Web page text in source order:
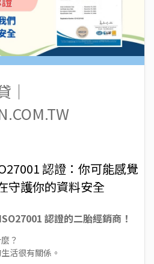
｜
認證：你可能感覺
守護你的資料安全
認證的二胎經銷商！
？
活很有關係。